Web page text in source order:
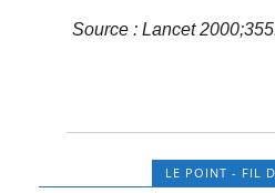
Source : Lancet
LE POINT - FIL